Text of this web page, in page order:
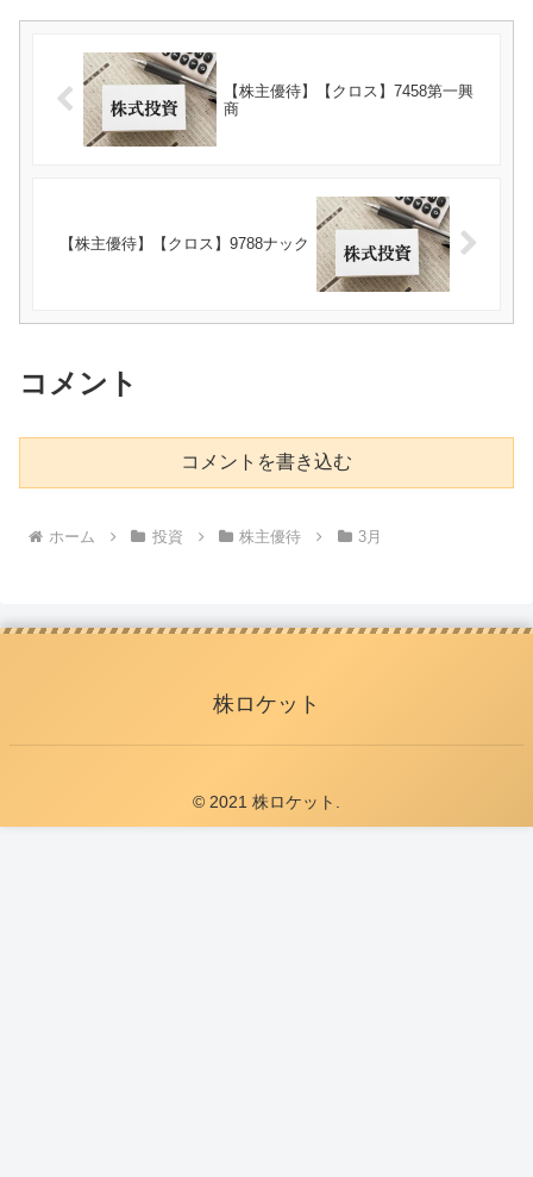
【株主優待】【クロス】7458第一興
商
【株主優待】【クロス】9788ナック
コメント
コメントを書き込む
ホーム 投資 株主優待 3月
株ロケット
© 2021 株ロケット.